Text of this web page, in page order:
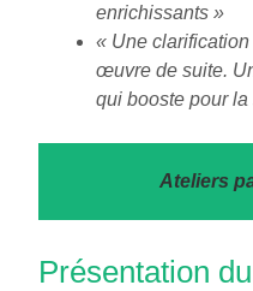
enrichissants »
« Une
œuvre de suite.
qui booste pour la
Ateliers
Présentation